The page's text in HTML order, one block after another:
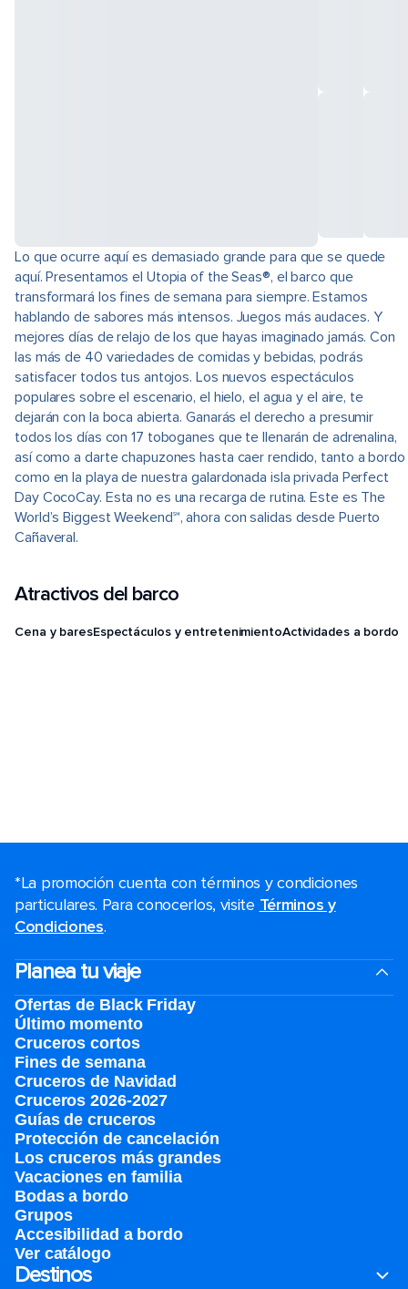
Lo que ocurre aquí es demasiado grande para que se quede
aquí. Presentamos el Utopia of the Seas®, el barco que
transformará los fines de semana para siempre. Estamos
hablando de sabores más intensos. Juegos más audaces. Y
mejores días de relajo de los que hayas imaginado jamás. Con
las más de 40 variedades de comidas y bebidas, podrás
satisfacer todos tus antojos. Los nuevos espectáculos
populares sobre el escenario, el hielo, el agua y el aire, te
dejarán con la boca abierta. Ganarás el derecho a presumir
todos los días con 17 toboganes que te llenarán de adrenalina,
así como a darte chapuzones hasta caer rendido, tanto a bordo
como en la playa de nuestra galardonada isla privada Perfect
Day CocoCay. Esta no es una recarga de rutina. Este es The
World’s Biggest Weekend℠, ahora con salidas desde Puerto
Cañaveral.
Atractivos del barco
Cena y baresEspectáculos y entretenimientoActividades a bordo
*La promoción cuenta con términos y condiciones
particulares. Para conocerlos, visite Términos y
Condiciones.
Planea tu viaje
Ofertas de Black Friday
Último momento
Cruceros cortos
Fines de semana
Cruceros de Navidad
Cruceros 2026-2027
Guías de cruceros
Protección de cancelación
Los cruceros más grandes
Vacaciones en familia
Bodas a bordo
Grupos
Accesibilidad a bordo
Ver catálogo
Destinos